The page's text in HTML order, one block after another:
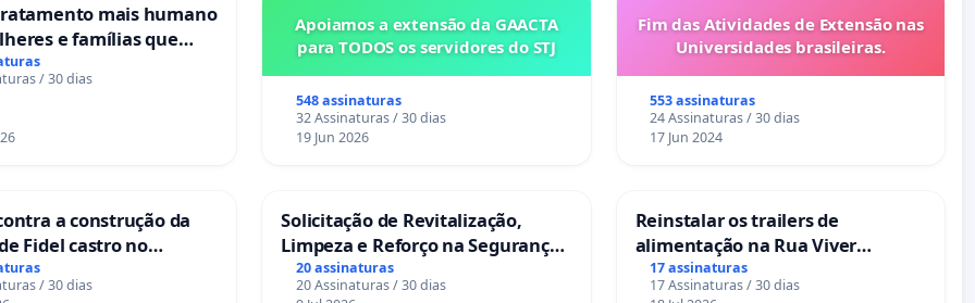
mais humano
e famílias que
perda gestacional
portugueses
/ 30 dias
Apoiamos a extensão da GAACTA
para TODOS os servidores do STJ
548 assinaturas
32 Assinaturas / 30 dias
19 Jun 2026
Fim das Atividades de Extensão nas
Universidades brasileiras.
553 assinaturas
24 Assinaturas / 30 dias
17 Jun 2024
a construção da
Fidel castro no
Caju
/ 30 dias
Solicitação de Revitalização,
Limpeza e Reforço na Segurança
das Praças da Rua Cachoeira das
Sete Ilhas
20 assinaturas
20 Assinaturas / 30 dias
Reinstalar os trailers de
alimentação na Rua Viver
Salvador
17 assinaturas
17 Assinaturas / 30 dias